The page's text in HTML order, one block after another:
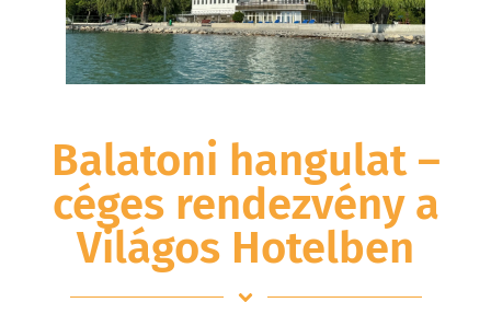
Balatoni hangulat –
céges rendezvény a
Világos Hotelben